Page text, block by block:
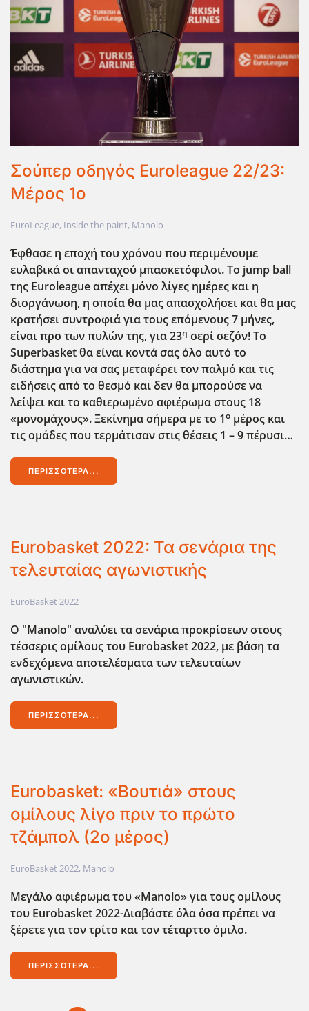
Σούπερ οδηγός Euroleague 22/23:
Μέρος 1ο
EuroLeague, Inside the paint, Manolo
Έφθασε η εποχή του χρόνου που περιμένουμε
ευλαβικά οι απανταχού μπασκετόφιλοι. Το jump ball
της Euroleague απέχει μόνο λίγες ημέρες και η
διοργάνωση, η οποία θα μας απασχολήσει και θα μας
κρατήσει συντροφιά για τους επόμενους 7 μήνες,
είναι προ των πυλών της, για 23η σερί σεζόν! Το
Superbasket θα είναι κοντά σας όλο αυτό το
διάστημα για να σας μεταφέρει τον παλμό και τις
ειδήσεις από το θεσμό και δεν θα μπορούσε να
λείψει και το καθιερωμένο αφιέρωμα στους 18
«μονομάχους». Ξεκίνημα σήμερα με το 1ο μέρος και
τις ομάδες που τερμάτισαν στις θέσεις 1 – 9 πέρυσι…
ΠΕΡΙΣΣΌΤΕΡΑ...
Eurobasket 2022: Τα σενάρια της
τελευταίας αγωνιστικής
EuroBasket 2022
Ο "Manolo" αναλύει τα σενάρια προκρίσεων στους
τέσσερις ομίλους του Eurobasket 2022, με βάση τα
ενδεχόμενα αποτελέσματα των τελευταίων
αγωνιστικών.
ΠΕΡΙΣΣΌΤΕΡΑ...
Eurobasket: «Βουτιά» στους
ομίλους λίγο πριν το πρώτο
τζάμπολ (2ο μέρος)
EuroBasket 2022, Manolo
Μεγάλο αφιέρωμα του «Manolo» για τους ομίλους
του Eurobasket 2022-Διαβάστε όλα όσα πρέπει να
ξέρετε για τον τρίτο και τον τέταρττο όμιλο.
ΠΕΡΙΣΣΌΤΕΡΑ...